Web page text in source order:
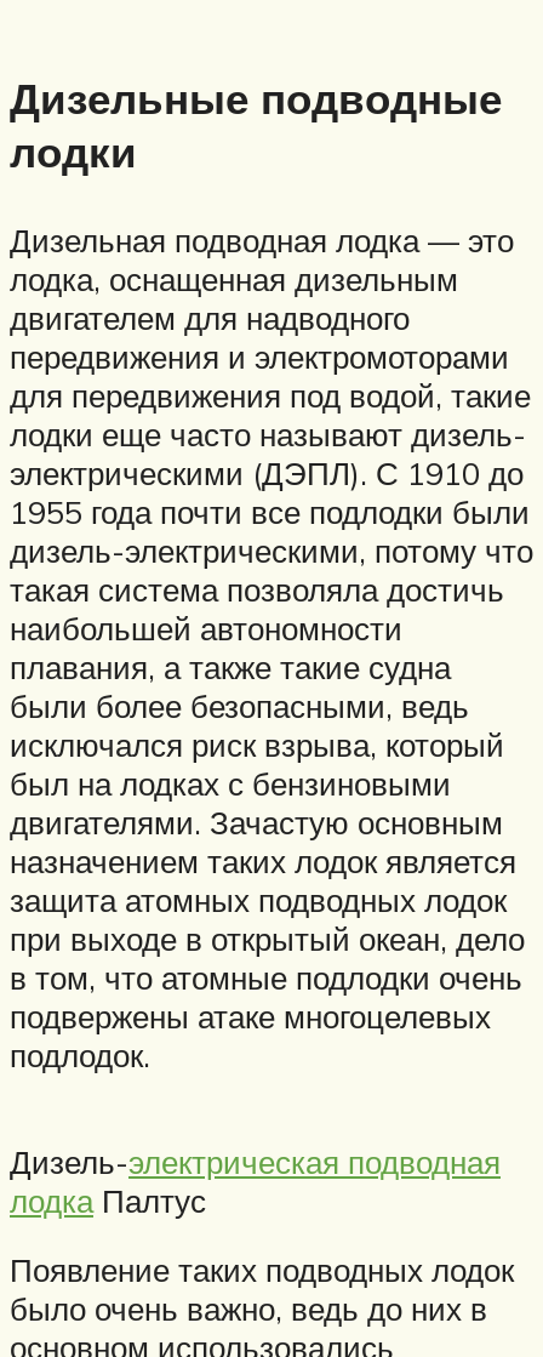
Дизельные подводные
лодки
Дизельная подводная лодка — это
лодка, оснащенная дизельным
двигателем для надводного
передвижения и электромоторами
для передвижения под водой, такие
лодки еще часто называют дизель-
электрическими (ДЭПЛ). С 1910 до
1955 года почти все подлодки были
дизель-электрическими, потому что
такая система позволяла достичь
наибольшей автономности
плавания, а также такие судна
были более безопасными, ведь
исключался риск взрыва, который
был на лодках с бензиновыми
двигателями. Зачастую основным
назначением таких лодок является
защита атомных подводных лодок
при выходе в открытый океан, дело
в том, что атомные подлодки очень
подвержены атаке многоцелевых
подлодок.
Дизель-электрическая подводная
лодкаПалтус
Появление таких подводных лодок
было очень важно, ведь до них в
основном использовались